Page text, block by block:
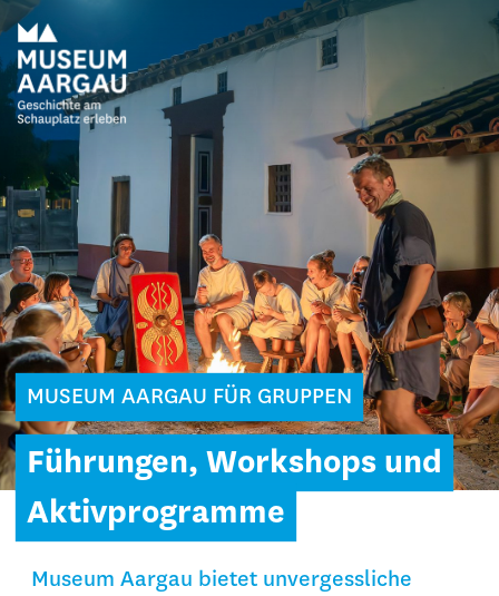
MUSEUM AARGAU FÜR GRUPPEN
Führungen, Workshops und
Aktivprogramme
Museum Aargau bietet unvergessliche